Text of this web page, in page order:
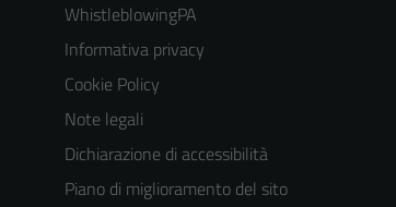
WhistleblowingPA
Informativa privacy
Cookie Policy
Note legali
Dichiarazione di accessibilità
Piano di miglioramento del sito